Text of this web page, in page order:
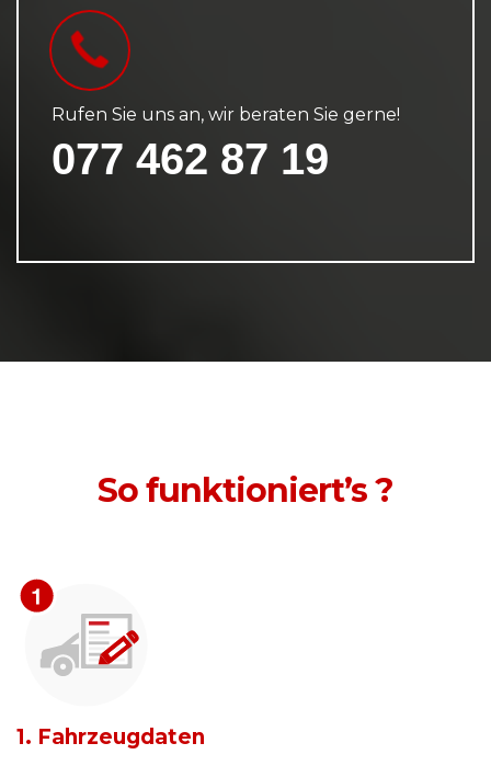
Rufen Sie uns an, wir beraten Sie gerne!
077 462 87 19
So funktioniert’s ?
1. Fahrzeugdaten